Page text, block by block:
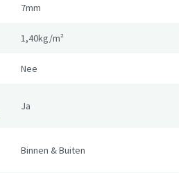
7mm
1,40kg/m²
Nee
Ja
Binnen & Buiten